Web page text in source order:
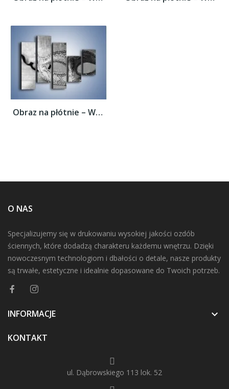
Obraz na płótnie – Wspomnienia bez koloru...
O NAS
Specjalizujemy się w drukowaniu wysokiej jakości ozdób
ściennych, które dodadzą charakteru każdemu wnętrzu. Dzięki
nowoczesnym technologiom i dbałości o detale, nasze produkty
są trwałe, estetyczne i idealnie dopasowane do Twoich potrzeb.
INFORMACJE 
KONTAKT
ul. Dąbrowskiego 113 lok. 52